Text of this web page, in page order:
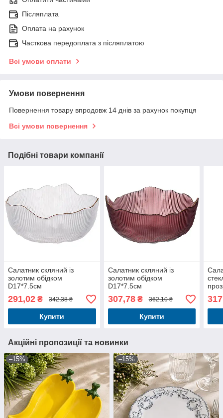
Післяплата
Оплата на рахунок
Часткова передоплата з післяплатою
Всі умови оплати
Умови повернення
Повернення товару впродовж 14 днів за рахунок покупця
Всі умови повернення
Подібні товари компанії
Салатник скляний із
золотим обідком
D17*7.5см
291,02 ₴ 342,38 ₴
Купити
Салатник скляний із
золотим обідком
D17*7.5см
307,78₴ 362,10 ₴
Купити
Акційні пропозиції та новинки
–15% –15%